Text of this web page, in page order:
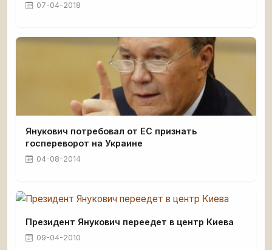
07-04-2018
Янукович потребовал от ЕС признать
госпереворот на Украине
04-08-2014
Президент Янукович переедет в центр Киева
09-04-2010